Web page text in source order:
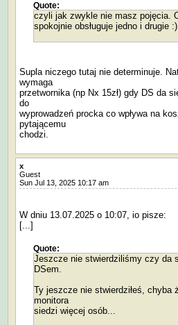
Quote:
czyli jak zwykle nie masz pojęcia.
spokojnie obsługuje jedno i drugie :)
Supla niczego tutaj nie determinuje.
wymaga
przetwornika (np Nx 15zł) gdy DS da
do
wyprowadzeń procka co wpływa na
pytającemu
chodzi.
x
Guest
Sun Jul 13, 2025 10:17 am
W dniu 13.07.2025 o 10:07, io pisze:
[...]
Quote:
Jeszcze nie stwierdziliśmy czy da
DSem.
Ty jeszcze nie stwierdziłeś, chyba
monitora
siedzi więcej osób...